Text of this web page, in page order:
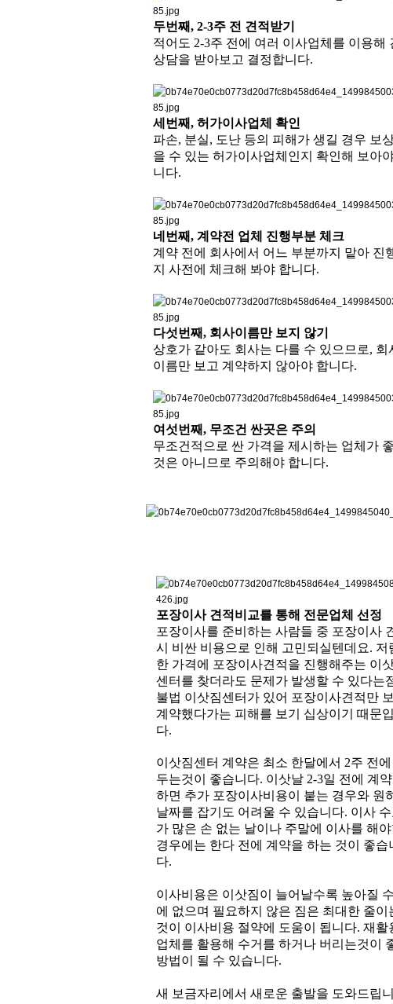
두번째, 2-3주 전 견적받기
적어도 2-3주 전에 여러 이사업체를 이용해
상담을 받아보고 결정합니다.
세번째, 허가이사업체 확인
파손, 분실, 도난 등의 피해가 생길 경우 보
을 수 있는 허가이사업체인지 확인해 보아
니다.
네번째, 계약전 업체 진행부분 체크
계약 전에 회사에서 어느 부분까지 맡아 진
지 사전에 체크해 봐야 합니다.
다섯번째, 회사이름만 보지 않기
상호가 같아도 회사는 다를 수 있으므로, 회
이름만 보고 계약하지 않아야 합니다.
여섯번째, 무조건 싼곳은 주의
무조건적으로 싼 가격을 제시하는 업체가
것은 아니므로 주의해야 합니다.
포장이사 견적비교를 통해 전문업체 선정
포장이사를 준비하는 사람들 중 포장이사
시 비싼 비용으로 인해 고민되실텐데요. 저
한 가격에 포장이사견적을 진행해주는 이
센터를 찾더라도 문제가 발생할 수 있다는
불법 이삿짐센터가 있어 포장이사견적만
계약했다가는 피해를 보기 십상이기 때문
다.
이삿짐센터 계약은 최소 한달에서 2주 전에
두는것이 좋습니다. 이삿날 2-3일 전에 계
하면 추가 포장이사비용이 붙는 경우와 원
날짜를 잡기도 어려울 수 있습니다. 이사 수
가 많은 손 없는 날이나 주말에 이사를 해
경우에는 한다 전에 계약을 하는 것이 좋습
다.
이사비용은 이삿짐이 늘어날수록 높아질
에 없으며 필요하지 않은 짐은 최대한 줄이
것이 이사비용 절약에 도움이 됩니다. 재활
업체를 활용해 수거를 하거나 버리는것이
방법이 될 수 있습니다.
새 보금자리에서 새로운 출발을 도와드립